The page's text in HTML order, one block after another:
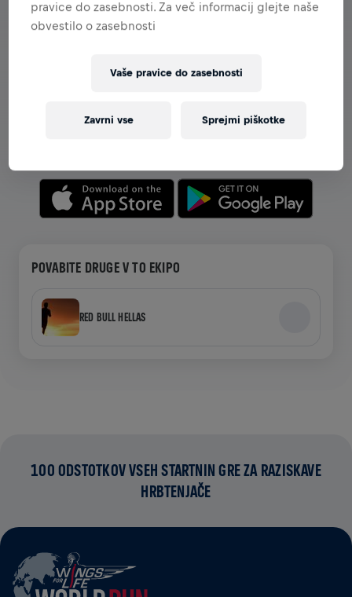
OGLEJTE SI EKIPE V APLIKACIJI
raziskujte vse o ekipah v aplikaciji—pogovarjajte se,
POVABITE DRUGE V TO EKIPO
RED BULL HELLAS
100 ODSTOTKOV VSEH STARTNIN GRE ZA RAZISKAVE
HRBTENJAČE
pravice do zasebnosti. Za več informacij glejte naše
obvestilo o zasebnosti
Vaše pravice do zasebnosti
Zavrni vse Sprejmi piškotke